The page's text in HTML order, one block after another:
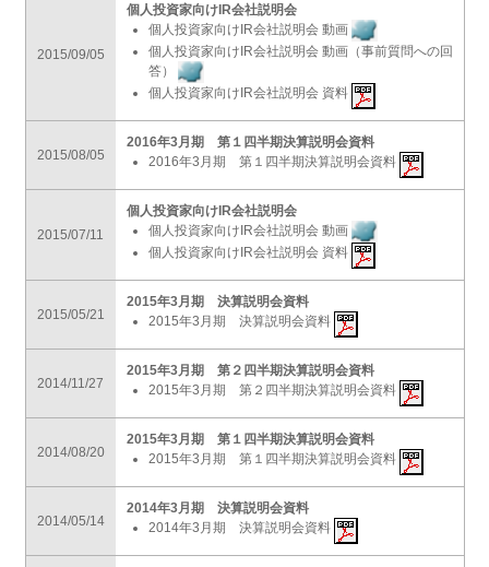
2015/09/05
個人投資家向けIR会社説明会
個人投資家向けIR会社説明会 動画
個人投資家向けIR会社説明会 動画（事前質問への回
答）
個人投資家向けIR会社説明会 資料
2015/08/05
2016年3月期 第１四半期決算説明会資料
2016年3月期 第１四半期決算説明会資料
2015/07/11
個人投資家向けIR会社説明会
個人投資家向けIR会社説明会 動画
個人投資家向けIR会社説明会 資料
2015/05/21
2015年3月期 決算説明会資料
2015年3月期 決算説明会資料
2014/11/27
2015年3月期 第２四半期決算説明会資料
2015年3月期 第２四半期決算説明会資料
2014/08/20
2015年3月期 第１四半期決算説明会資料
2015年3月期 第１四半期決算説明会資料
2014/05/14
2014年3月期 決算説明会資料
2014年3月期 決算説明会資料